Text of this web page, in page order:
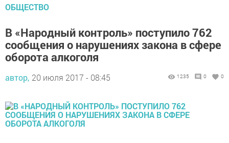
ОБЩЕСТВО
В «Народный контроль» поступило 762
сообщения о нарушениях закона в сфере
оборота алкоголя
автор, 20 июля 2017 - 08:45 1235 0 0